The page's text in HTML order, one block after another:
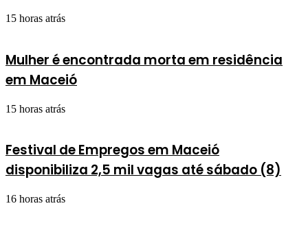
15 horas atrás
Mulher é encontrada morta em residência
em Maceió
15 horas atrás
Festival de Empregos em Maceió
disponibiliza 2,5 mil vagas até sábado (8)
16 horas atrás